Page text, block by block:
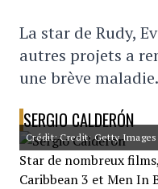
La star de Rudy,
autres projets a
une brève maladie.
SERGIO CALDERÓN
Crédit: Credit: Getty Images
Star de nombreux
Caribbean 3 et Men In